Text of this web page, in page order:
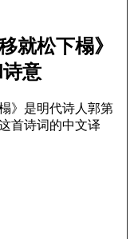
就松下榻》
意
》是明代诗人郭第
首诗词的中文译